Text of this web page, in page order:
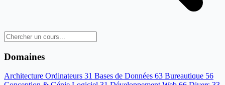
Domaines
Architecture Ordinateurs 31 Bases de Données 63 Bureautique 56